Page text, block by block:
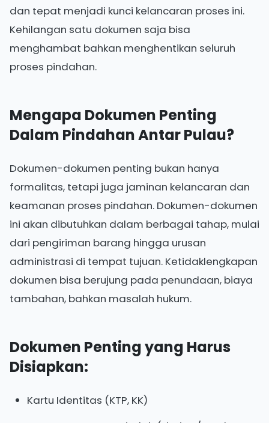
dan tepat menjadi kunci kelancaran proses ini.
Kehilangan satu dokumen saja bisa
menghambat bahkan menghentikan seluruh
proses pindahan.
Mengapa Dokumen Penting
Dalam Pindahan Antar Pulau?
Dokumen-dokumen penting bukan hanya
formalitas, tetapi juga jaminan kelancaran dan
keamanan proses pindahan. Dokumen-dokumen
ini akan dibutuhkan dalam berbagai tahap, mulai
dari pengiriman barang hingga urusan
administrasi di tempat tujuan. Ketidaklengkapan
dokumen bisa berujung pada penundaan, biaya
tambahan, bahkan masalah hukum.
Dokumen Penting yang Harus
Disiapkan:
Kartu Identitas (KTP, KK)